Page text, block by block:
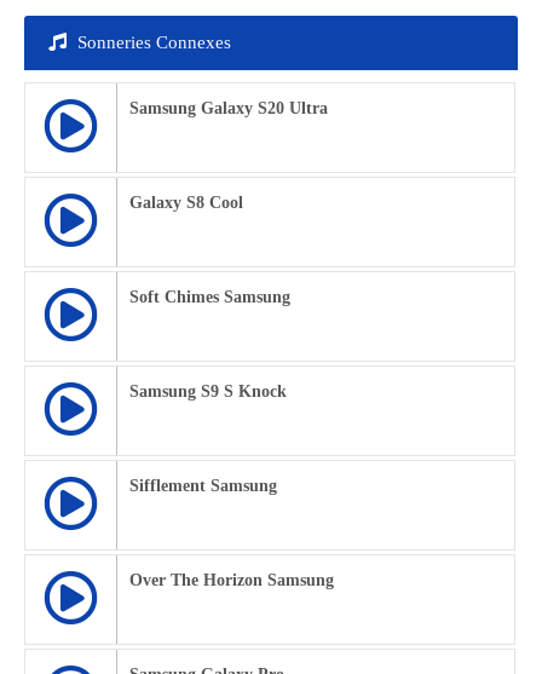
Sonneries Connexes
Samsung Galaxy S20 Ultra
Galaxy S8 Cool
Soft Chimes Samsung
Samsung S9 S Knock
Sifflement Samsung
Over The Horizon Samsung